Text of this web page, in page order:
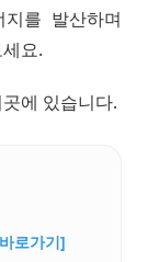
를 발산하며
요.
에 있습니다.
로가기]